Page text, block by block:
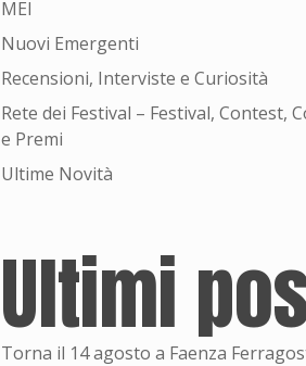
MEI
Nuovi Emergenti
Recensioni, Interviste e Curiosità
Rete dei Festival – Festival, Contest,
e Premi
Ultime Novità
Ultimi
Torna il 14 agosto a Faenza